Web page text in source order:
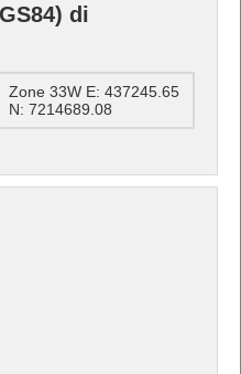
di
Zone 33W E: 437245.65
N: 7214689.08